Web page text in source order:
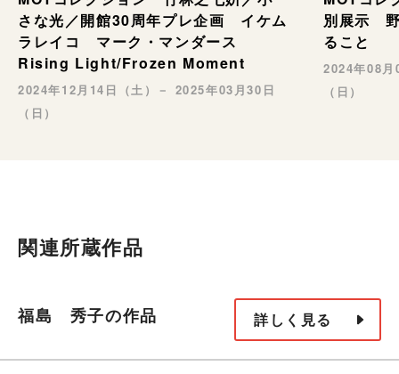
さな光／開館30周年プレ企画 イケム
ラレイコ マーク・マンダース
Rising Light/Frozen Moment
2024年12月14日（土）－ 2025年03月30日
（日）
別展示
ること
2024年08
（日）
関連所蔵作品
福島 秀子の作品 詳しく見る